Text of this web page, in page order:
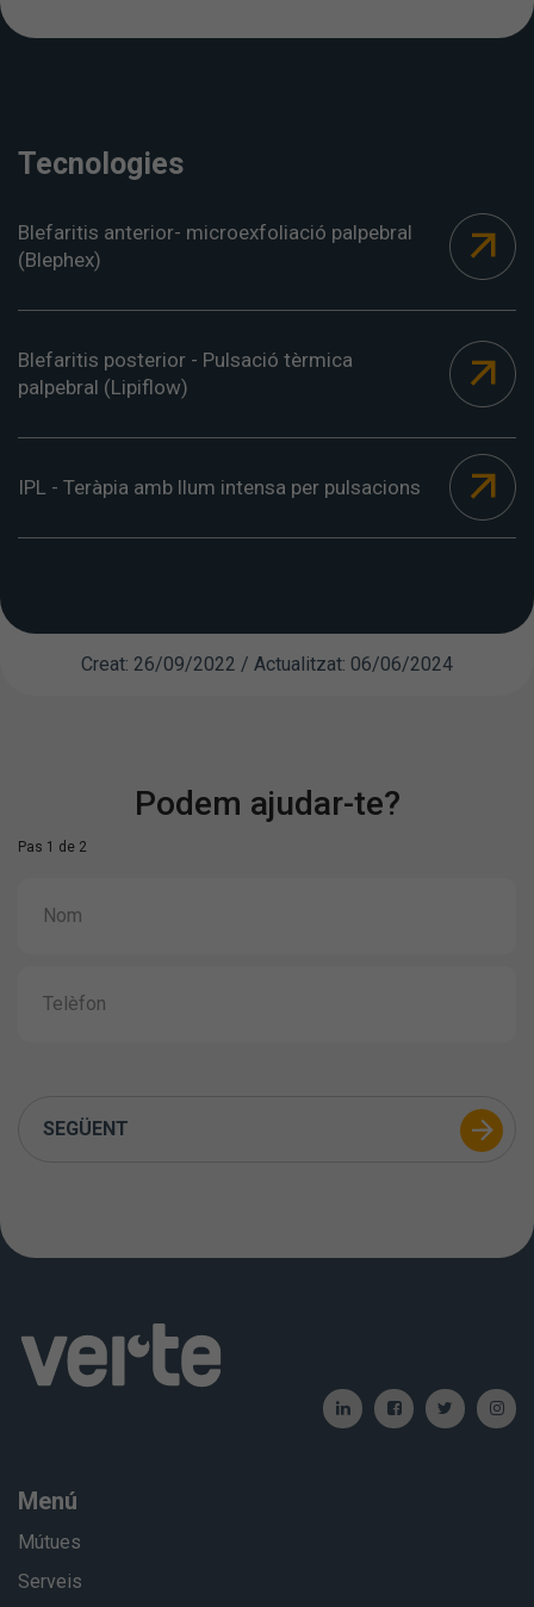
Tecnologies
Blefaritis anterior- microexfoliació palpebral
(Blephex)
Blefaritis posterior - Pulsació tèrmica
palpebral (Lipiflow)
IPL - Teràpia amb llum intensa per pulsacions
Creat: 26/09/2022 / Actualitzat: 06/06/2024
Podem ajudar-te?
Pas 1 de 2
SEGÜENT
Menú
Mútues
Serveis